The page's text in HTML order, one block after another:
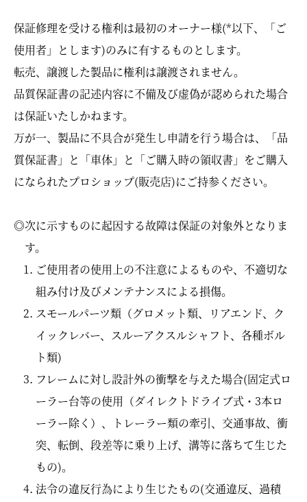
保証修理を受ける権利は最初のオーナー様(*以下、「ご
使用者」とします)のみに有するものとします。
転売、譲渡した製品に権利は譲渡されません。
品質保証書の記述内容に不備及び虚偽が認められた場合
は保証いたしかねます。
万が一、製品に不具合が発生し申請を行う場合は、「品
質保証書」と「車体」と「ご購入時の領収書」をご購入
になられたプロショップ(販売店)にご持参ください。
◎次に示すものに起因する故障は保証の対象外となりま
す。
ご使用者の使用上の不注意によるものや、不適切な
組み付け及びメンテナンスによる損傷。
スモールパーツ類（グロメット類、リアエンド、ク
イックレバー、スルーアクスルシャフト、各種ボル
ト類)
フレームに対し設計外の衝撃を与えた場合(固定式ロ
ーラー台等の使用（ダイレクトドライブ式・3本ロ
ーラー除く）、トレーラー類の牽引、交通事故、衝
突、転倒、段差等に乗り上げ、溝等に落ちて生じた
もの)。
法令の違反行為により生じたもの(交通違反、過積